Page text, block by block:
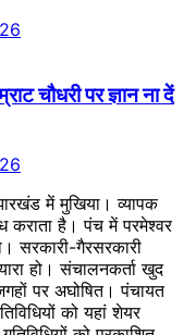
चौधरी पर ज्ञान ना दें
में मुखिया। व्यापक
कराता है। पंच में परमेश्वर
सरकारी-गैरसरकारी
हो। संचालनकर्ता खुद
पर अघोषित। पंचायत
को यहां शेयर